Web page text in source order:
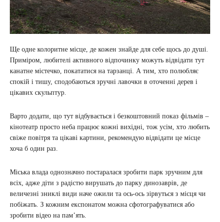
Ще одне колоритне місце, де кожен знайде для себе щось до душі.
Приміром, любителі активного відпочинку можуть відвідати тут
канатне містечко, покататися на тарзанці. А тим, хто полюбляє
спокій і тишу, сподобаються зручні лавочки в оточенні дерев і
цікавих скульптур.
Варто додати, що тут відбувається і безкоштовний показ фільмів –
кінотеатр просто неба працює кожні вихідні, тож усім, хто любить
свіже повітря та цікаві картини, рекомендую відвідати це місце
хоча б один раз.
Міська влада однозначно постаралася зробити парк зручним для
всіх, адже діти з радістю вирушать до парку динозаврів, де
величезні зниклі види наче ожили та ось-ось зірвуться з місця чи
побіжать. З кожним експонатом можна сфотографуватися або
зробити відео на пам’ять.